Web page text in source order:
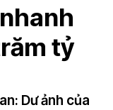
tỷ
Dư ảnh của